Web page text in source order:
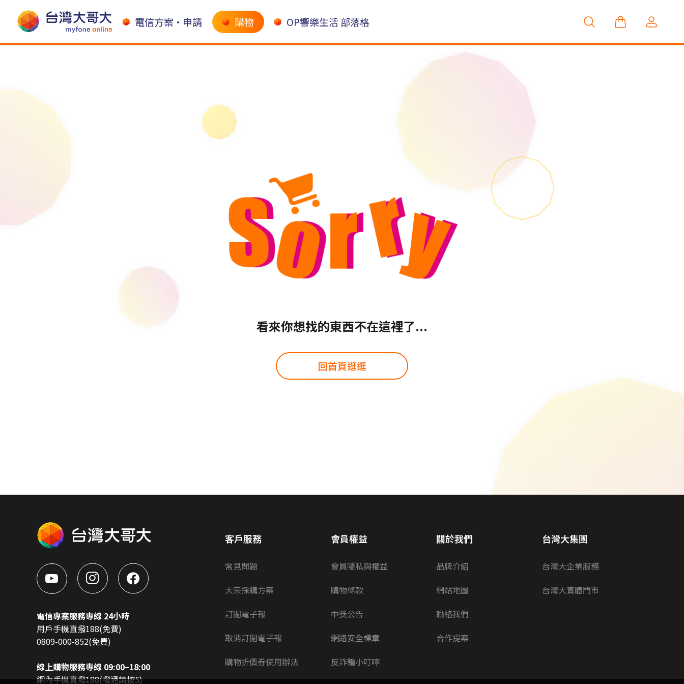
電信方案•申請 購物 OP響樂生活 部落格
看來你想找的東西不在這裡了...
回首頁逛逛
電信專案服務專線 24小時
用戶手機直撥188(免費)
0809-000-852(免費)
線上購物服務專線 09:00~18:00
網內手機直撥188(撥通請按5)
客戶服務
常見問題
大宗採購方案
訂閱電子報
取消訂閱電子報
購物折價券使用辦法
會員權益
會員隱私與權益
購物條款
中獎公告
網路安全標章
反詐騙小叮嚀
關於我們
品牌介紹
網站地圖
聯絡我們
合作提案
台灣大集團
台灣大企業服務
台灣大實體門市